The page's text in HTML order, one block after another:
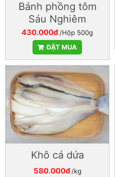
Bánh phồng tôm
Sáu Nghiêm
430.000đ /Hộp 500g
ĐẶT MUA
Khô cá dứa
580.000đ /kg